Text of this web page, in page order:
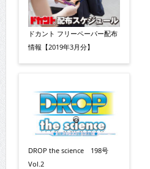
ドカント フリーペーパー配布
情報【2019年3月分】
DROP the science 198号
Vol.2